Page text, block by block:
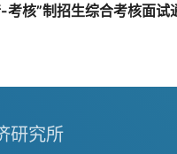
核”制招生综合考核面试
研究所